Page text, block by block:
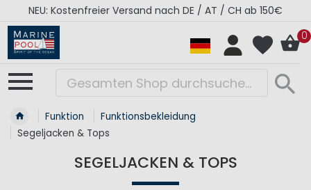
RÉGATES ROYALES Kollektion - Super Sale
0
Funktion
Funktionsbekleidung
Segeljacken & Tops
SEGELJACKEN & TOPS